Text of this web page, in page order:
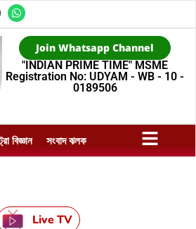
Join Whatsapp Channel
"INDIAN PRIME TIME" MSME
Registration No: UDYAM - WB - 10 -
0189506
বিজ্ঞান সংবাদ ঝলক
Live TV